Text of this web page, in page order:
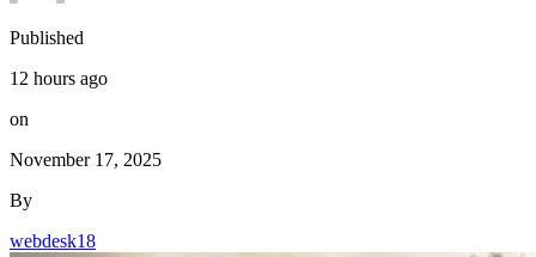
Published
12 hours ago
on
November 17, 2025
By
webdesk18